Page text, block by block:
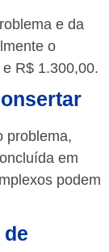
e da
o
R$ 1.300,00.
problema,
em
podem